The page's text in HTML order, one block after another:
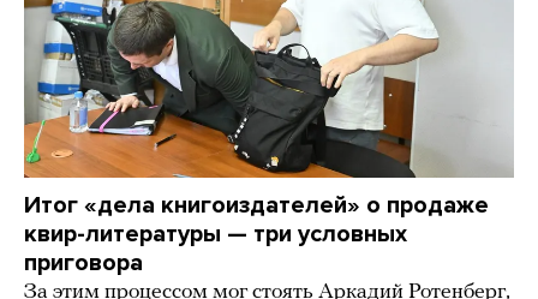
Итог «дела книгоиздателей» о продаже
квир-литературы — три условных
приговора
За этим процессом мог стоять Аркадий Ротенберг,